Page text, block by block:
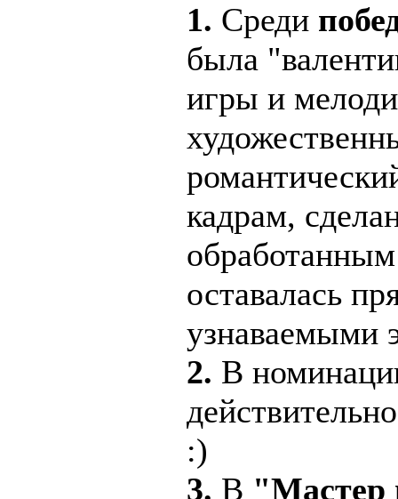
1. Среди
была
игры и
кадрам,
оставалась
узнаваемыми
2. В
:)
3. В "Мастер